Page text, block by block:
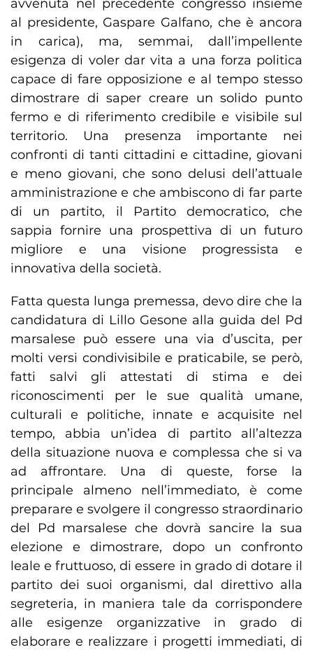
avvenuta nel precedente congresso insieme
al presidente, Gaspare Galfano, che è ancora
in carica), ma, semmai, dall’impellente
esigenza di voler dar vita a una forza politica
capace di fare opposizione e al tempo stesso
dimostrare di saper creare un solido punto
fermo e di riferimento credibile e visibile sul
territorio. Una presenza importante nei
confronti di tanti cittadini e cittadine, giovani
e meno giovani, che sono delusi dell’attuale
amministrazione e che ambiscono di far parte
di un partito, il Partito democratico, che
sappia fornire una prospettiva di un futuro
migliore e una visione progressista e
innovativa della società.
Fatta questa lunga premessa, devo dire che la
candidatura di Lillo Gesone alla guida del Pd
marsalese può essere una via d’uscita, per
molti versi condivisibile e praticabile, se però,
fatti salvi gli attestati di stima e dei
riconoscimenti per le sue qualità umane,
culturali e politiche, innate e acquisite nel
tempo, abbia un’idea di partito all’altezza
della situazione nuova e complessa che si va
ad affrontare. Una di queste, forse la
principale almeno nell’immediato, è come
preparare e svolgere il congresso straordinario
del Pd marsalese che dovrà sancire la sua
elezione e dimostrare, dopo un confronto
leale e fruttuoso, di essere in grado di dotare il
partito dei suoi organismi, dal direttivo alla
segreteria, in maniera tale da corrispondere
alle esigenze organizzative in grado di
elaborare e realizzare i progetti immediati, di